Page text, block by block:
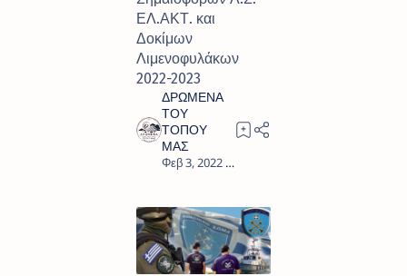
ΕΛ.ΑΚΤ. και
Δοκίμων
Λιμενοφυλάκων
2022-2023
0